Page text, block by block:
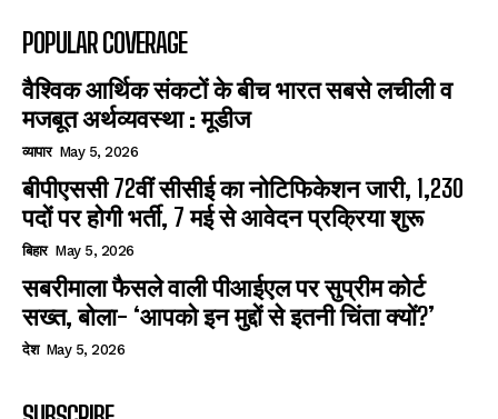
POPULAR COVERAGE
वैश्विक आर्थिक संकटों के बीच भारत सबसे लचीली व
मजबूत अर्थव्यवस्था : मूडीज
व्यापार May 5, 2026
बीपीएससी 72वीं सीसीई का नोटिफिकेशन जारी, 1,230
पदों पर होगी भर्ती, 7 मई से आवेदन प्रक्रिया शुरू
बिहार May 5, 2026
सबरीमाला फैसले वाली पीआईएल पर सुप्रीम कोर्ट
सख्त, बोला- ‘आपको इन मुद्दों से इतनी चिंता क्यों?’
देश May 5, 2026